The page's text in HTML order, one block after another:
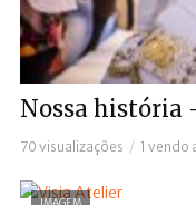
Nossa história
70 visualizações 1 vendo
IMAGEM